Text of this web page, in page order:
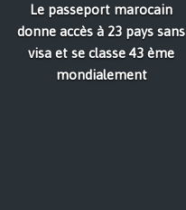
Le passeport marocain
donne accès à 23 pays sans
visa et se classe 43 ème
mondialement